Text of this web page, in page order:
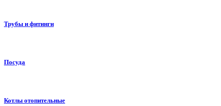
Трубы и фитинги
Посуда
Котлы отопительные